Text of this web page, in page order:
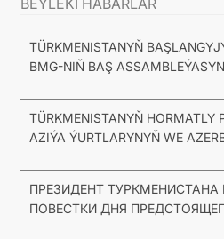
TÜRKMENISTANYŇ
BMG-NIŇ BAŞ
TÜRKMENISTANYŇ HORMATLY
AZIÝA ÝURTLARYNYŇ WE
ПРЕЗИДЕНТ ТУРКМЕНИСТАНА
ПОВЕСТКИ ДНЯ